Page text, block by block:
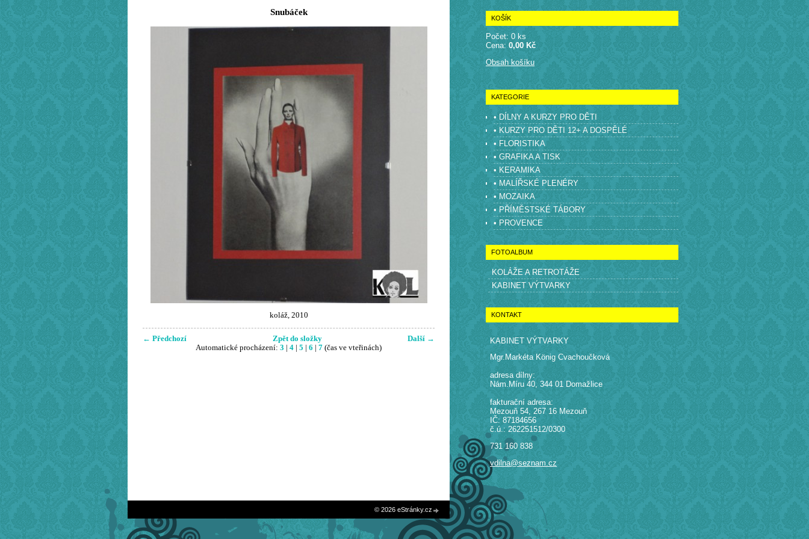
Snubáček
koláž, 2010
← Předchozí Další →
Zpět do složky
Automatické procházení: 3 | 4 | 5 | 6 | 7 (čas ve vteřinách)
KOŠÍK
Počet: 0 ks
Cena:0,00 Kč
Obsah košíku
KATEGORIE
• DÍLNY A KURZY PRO DĚTI
• KURZY PRO DĚTI 12+ A DOSPĚLÉ
• FLORISTIKA
• GRAFIKA A TISK
• KERAMIKA
• MALÍŘSKÉ PLENÉRY
• MOZAIKA
• PŘÍMĚSTSKÉ TÁBORY
• PROVENCE
FOTOALBUM
KOLÁŽE A RETROTÁŽE
KABINET VÝTVARKY
KONTAKT
KABINET VÝTVARKY
Mgr.Markéta König Cvachoučková
adresa dílny:
Nám.Míru 40, 344 01 Domažlice
fakturační adresa:
Mezouň 54, 267 16 Mezouň
IČ: 87184656
č.ú.: 262251512/0300
731 160 838
vdilna@seznam.cz
© 2026 eStránky.cz